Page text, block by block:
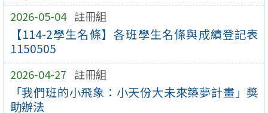
2026-05-04 註冊組
【114-2學生名條】各班學生名條與成績登記表
1150505
2026-04-27 註冊組
「我們班的小飛象：小天份大未來築夢計畫」獎
助辦法